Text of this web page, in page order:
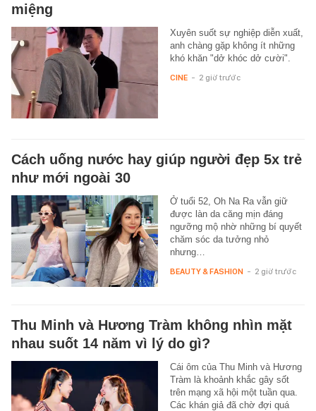
miệng
Xuyên suốt sự nghiệp diễn xuất,
anh chàng gặp không ít những
khó khăn "dở khóc dở cười".
CINE - 2 giờ trước
Cách uống nước hay giúp người đẹp 5x trẻ
như mới ngoài 30
Ở tuổi 52, Oh Na Ra vẫn giữ
được làn da căng mịn đáng
ngưỡng mộ nhờ những bí quyết
chăm sóc da tưởng nhỏ
nhưng…
BEAUTY & FASHION - 2 giờ trước
Thu Minh và Hương Tràm không nhìn mặt
nhau suốt 14 năm vì lý do gì?
Cái ôm của Thu Minh và Hương
Tràm là khoảnh khắc gây sốt
trên mạng xã hội một tuần qua.
Các khán giả đã chờ đợi quá